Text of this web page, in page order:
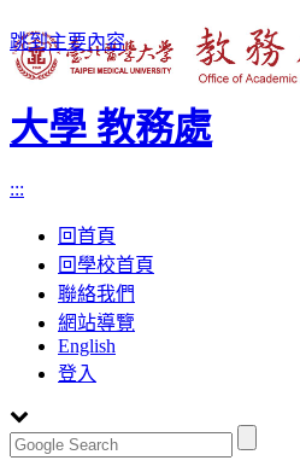
跳到主要內容
大學 教務處
:::
回首頁
回學校首頁
聯絡我們
網站導覽
English
登入